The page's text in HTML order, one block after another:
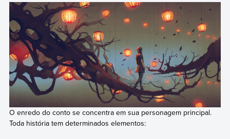
O enredo do conto se concentra em sua personagem principal.
Toda história tem determinados elementos: